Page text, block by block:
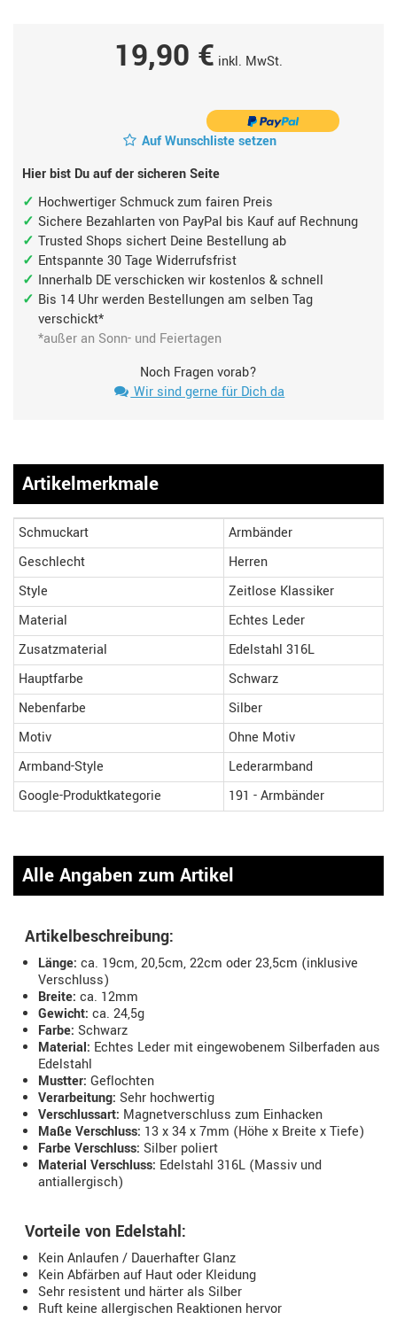
19,90 € inkl. MwSt.
Auf Wunschliste setzen
Hier bist Du auf der sicheren Seite
Hochwertiger Schmuck zum fairen Preis
Sichere Bezahlarten von PayPal bis Kauf auf Rechnung
Trusted Shops sichert Deine Bestellung ab
Entspannte 30 Tage Widerrufsfrist
Innerhalb DE verschicken wir kostenlos & schnell
Bis 14 Uhr werden Bestellungen am selben Tag
verschickt*
*außer an Sonn- und Feiertagen
Noch Fragen vorab?
Wir sind gerne für Dich da
Artikelmerkmale
Schmuckart
Armbänder
Geschlecht
Herren
Style
Zeitlose Klassiker
Material
Echtes Leder
Zusatzmaterial
Edelstahl 316L
Hauptfarbe
Schwarz
Nebenfarbe
Silber
Motiv
Ohne Motiv
Armband-Style
Lederarmband
Google-Produktkategorie
191 - Armbänder
Alle Angaben zum Artikel
Artikelbeschreibung:
Länge: ca. 19cm, 20,5cm, 22cm oder 23,5cm (inklusive
Verschluss)
Breite: ca. 12mm
Gewicht: ca. 24,5g
Farbe: Schwarz
Material: Echtes Leder mit eingewobenem Silberfaden aus
Edelstahl
Mustter: Geflochten
Verarbeitung: Sehr hochwertig
Verschlussart: Magnetverschluss zum Einhacken
Maße Verschluss: 13 x 34 x 7mm (Höhe x Breite x Tiefe)
Farbe Verschluss: Silber poliert
Material Verschluss: Edelstahl 316L (Massiv und
antiallergisch)
Vorteile von Edelstahl:
Kein Anlaufen / Dauerhafter Glanz
Kein Abfärben auf Haut oder Kleidung
Sehr resistent und härter als Silber
Ruft keine allergischen Reaktionen hervor